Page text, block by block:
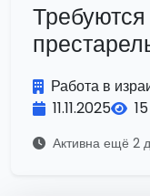
Работа в
11.11.2025
Активна ещё 2